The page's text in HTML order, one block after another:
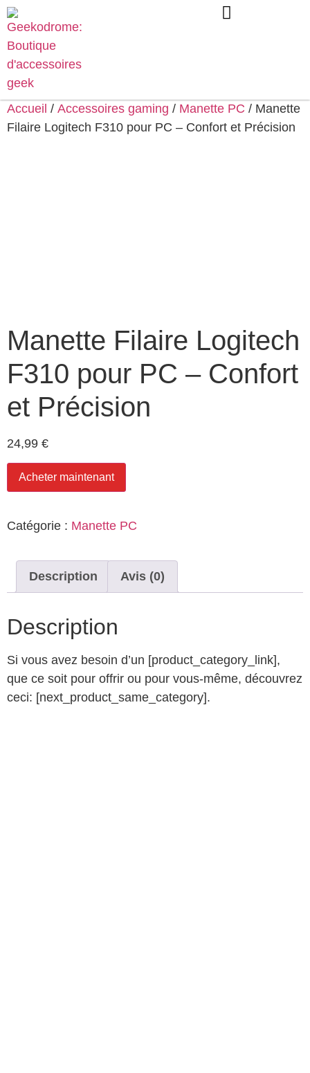
Accueil / Accessoires gaming / Manette PC / Manette
Filaire Logitech F310 pour PC – Confort et Précision
Manette Filaire Logitech
F310 pour PC – Confort
et Précision
24,99 €
Acheter maintenant
Catégorie : Manette PC
Description Avis (0)
Description
Si vous avez besoin d’un [product_category_link],
que ce soit pour offrir ou pour vous-même, découvrez
ceci: [next_product_same_category].